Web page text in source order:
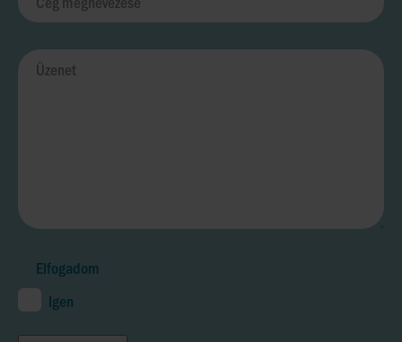
Elfogadom
Igen